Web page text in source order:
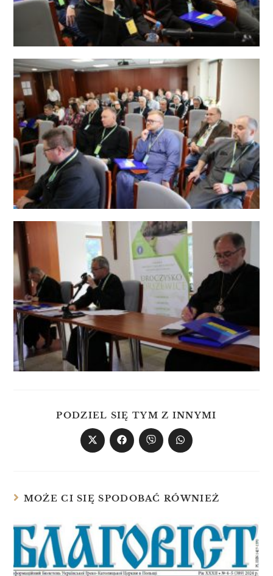
PODZIEL SIĘ TYM Z INNYMI
MOŻE CI SIĘ SPODOBAĆ RÓWNIEŻ